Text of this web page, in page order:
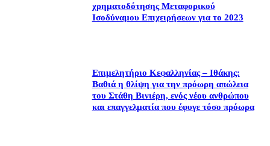
χρηματοδότησης Μεταφορικού
Ισοδύναμου Επιχειρήσεων για το 2023
Επιμελητήριο Κεφαλληνίας – Ιθάκης:
Βαθιά η θλίψη για την πρόωρη απώλεια
του Στάθη Βινιέρη, ενός νέου ανθρώπου
και επαγγελματία που έφυγε τόσο πρόωρα